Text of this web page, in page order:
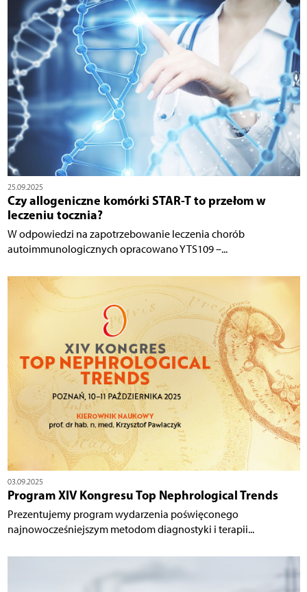
25.09.2025
Czy allogeniczne komórki STAR-T to przełom w
leczeniu tocznia?
W odpowiedzi na zapotrzebowanie leczenia chorób
autoimmunologicznych opracowano YTS109 –...
03.09.2025
Program XIV Kongresu Top Nephrological Trends
Prezentujemy program wydarzenia poświęconego
najnowocześniejszym metodom diagnostyki i terapii...